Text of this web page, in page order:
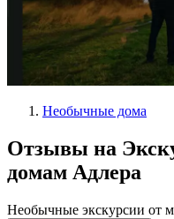
Необычные дома
Отзывы на
домам Адлера
Необычные экскурсии от